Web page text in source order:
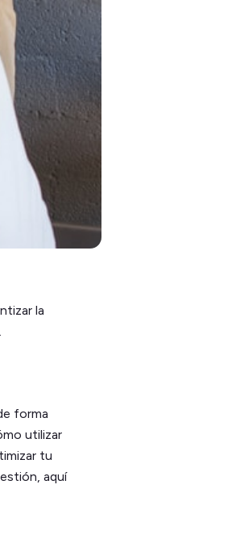
la
forma
utilizar
tu
aquí